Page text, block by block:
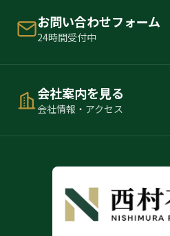
お問い合わせフォーム
24時間受付中
会社案内を見る
会社情報・アクセス